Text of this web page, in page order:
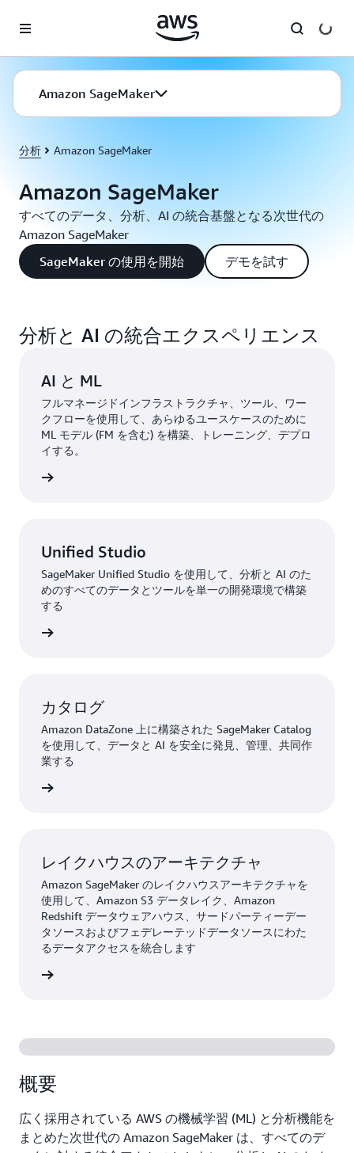
Amazon SageMaker
分析 Amazon SageMaker
Amazon SageMaker
すべてのデータ、分析、AI の統合基盤となる次世代の
Amazon SageMaker
SageMaker の使用を開始
デモを試す
分析と AI の統合エクスペリエンス
AI と ML
フルマネージドインフラストラクチャ、ツール、ワー
クフローを使用して、あらゆるユースケースのために
ML モデル (FM を含む) を構築、トレーニング、デプロ
イする。
Unified Studio
SageMaker Unified Studio を使用して、分析と AI のた
めのすべてのデータとツールを単一の開発環境で構築
する
カタログ
Amazon DataZone 上に構築された SageMaker Catalog
を使用して、データと AI を安全に発見、管理、共同作
業する
レイクハウスのアーキテクチャ
Amazon SageMaker のレイクハウスアーキテクチャを
使用して、Amazon S3 データレイク、Amazon
Redshift データウェアハウス、サードパーティーデー
タソースおよびフェデレーテッドデータソースにわた
るデータアクセスを統合します
概要
広く採用されている AWS の機械学習 (ML) と分析機能を
まとめた次世代の Amazon SageMaker は、すべてのデ